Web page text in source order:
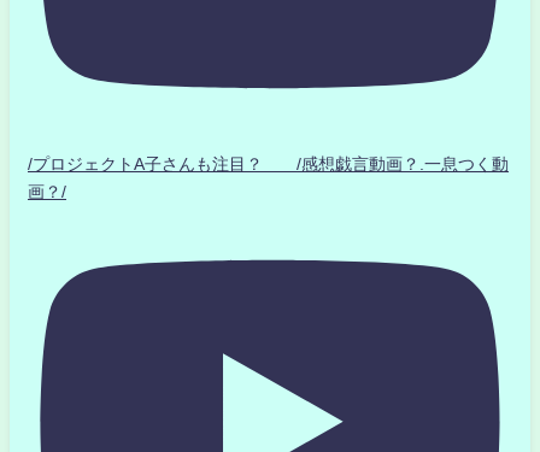
/プロジェクトA子さんも注目？ /感想戯言動画？.一息つく動
画？/